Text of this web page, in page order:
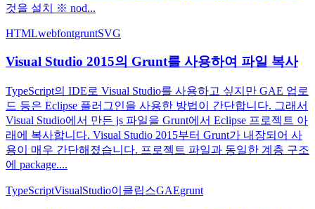
것을 설치 ※ nod...
HTMLwebfontgruntSVG
Visual Studio 2015의 Grunt를 사용하여 파일 복사
TypeScript의 IDE로 Visual Studio를 사용하고 싶지만 GAE 업로
드 등은 Eclipse 플러그인을 사용한 방법이 간단합니다. 그래서
Visual Studio에서 만든 js 파일을 Grunt에서 Eclipse 프로젝트 아
래에 복사합니다. Visual Studio 2015부터 Grunt가 내장되어 사
용이 매우 간단해졌습니다. 프로젝트 파일과 동일한 계층 구조
에 package....
TypeScriptVisualStudio이클립스GAEgrunt